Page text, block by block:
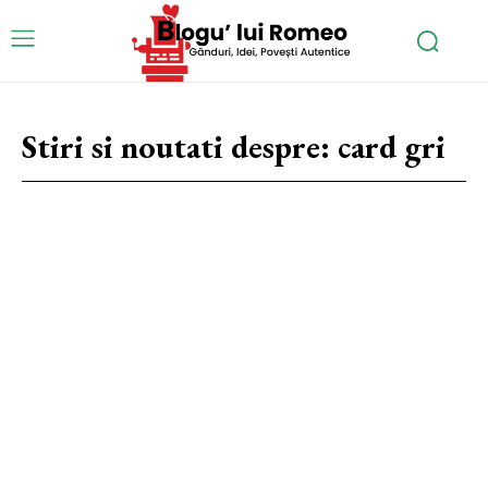
Stiri si noutati despre: card gri